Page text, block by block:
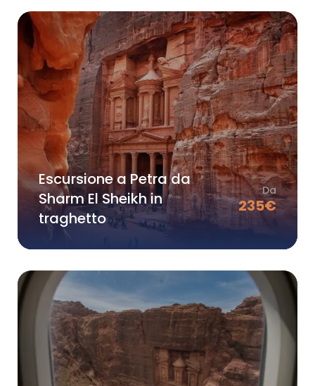
Escursione a Petra da
Sharm El Sheikh in
traghetto
Da
235€